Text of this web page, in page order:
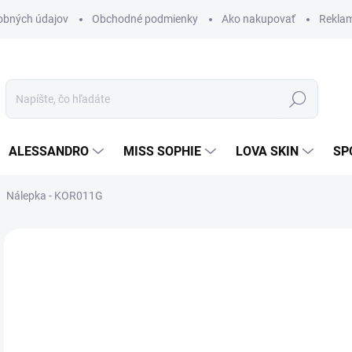
údajov Obchodné podmienky Ako nakupovať
Hľadať
ALESSANDRO MISS SOPHIE LOVA SKIN
Nálepka - KOR011G